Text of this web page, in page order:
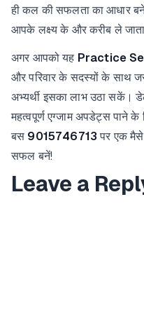
ही कल की सफलता का आधार
आपके लक्ष्य के और करीब ले
अगर आपको यह Practice
और परिवार के सदस्यों के साथ
अभ्यर्थी इसका लाभ उठा सकें।
महत्वपूर्ण एग्जाम अपडेट्स पाने के
बस 9015746713 पर एक
सफल बनें!
Leave a